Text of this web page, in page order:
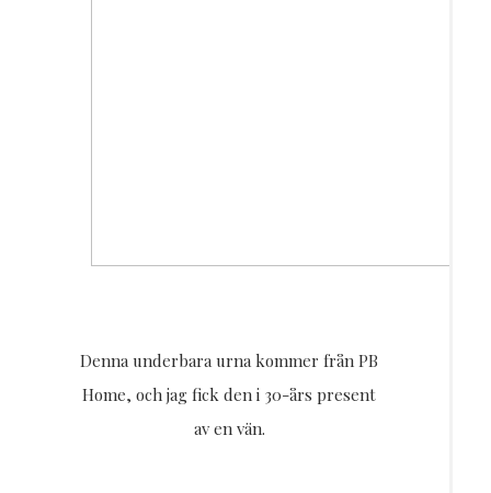
Denna underbara urna kommer från PB
Home, och jag fick den i 30-års present
av en vän.